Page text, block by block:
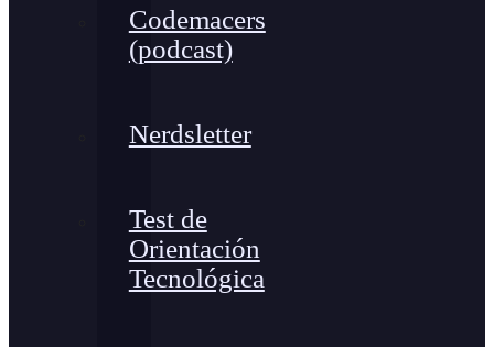
Codemacers
(podcast)
Nerdsletter
Test de
Orientación
Tecnológica